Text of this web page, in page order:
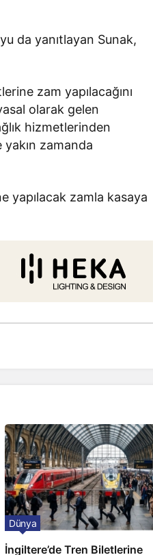
da yanıtlayan Sunak,
zam yapılacağını
olarak gelen
hizmetlerinden
zamanda
yapılacak zamla kasaya
İngiltere’de Tren Biletlerine
Dünya